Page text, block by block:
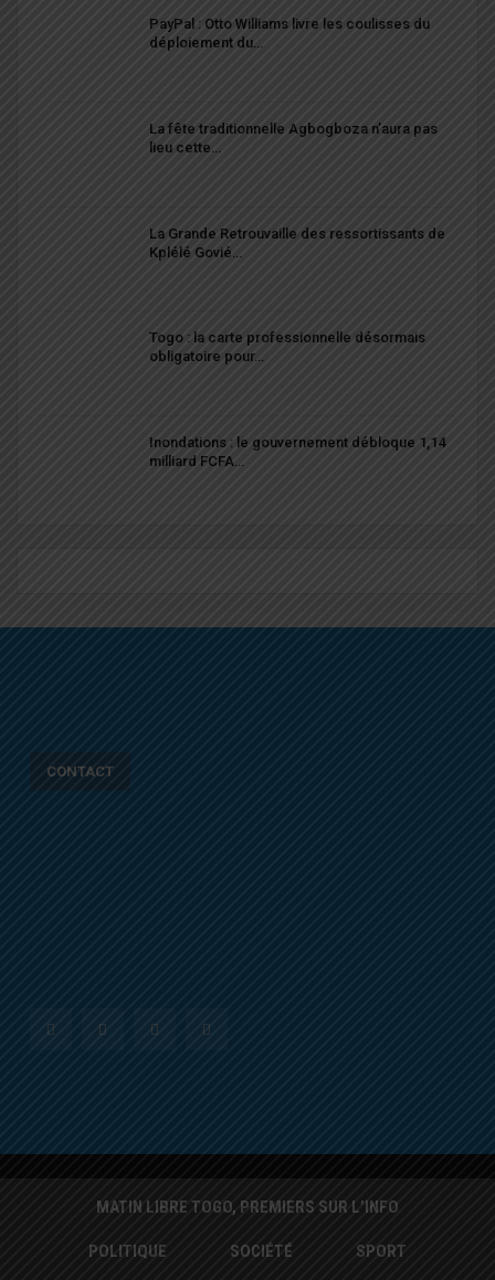
PayPal : Otto Williams livre les coulisses du
déploiement du…
La fête traditionnelle Agbogboza n’aura pas
lieu cette…
La Grande Retrouvaille des ressortissants de
Kplélé Govié…
Togo : la carte professionnelle désormais
obligatoire pour…
Inondations : le gouvernement débloque 1,14
milliard FCFA…
CONTACT
MATIN LIBRE TOGO, PREMIERS SUR L’INFO
POLITIQUE SOCIÉTÉ SPORT